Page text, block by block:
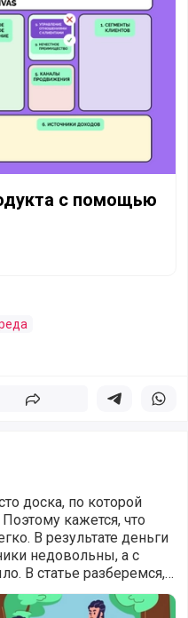
с помощью
Поделиться Поделиться в
доска, по которой
кажется, что
В результате деньги
недовольны, а с
В статье разберемся,
в вашей компании